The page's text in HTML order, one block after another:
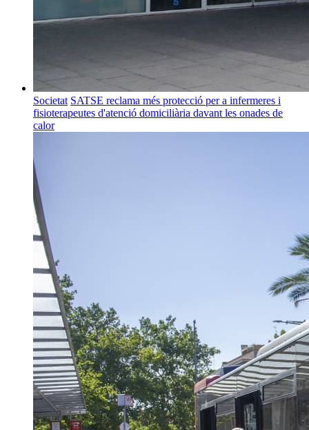
Societat SATSE reclama més protecció per a infermeres i
fisioterapeutes d'atenció domiciliària davant les onades de
calor